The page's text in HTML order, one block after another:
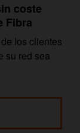
coste
Fibra
los clientes
su red sea